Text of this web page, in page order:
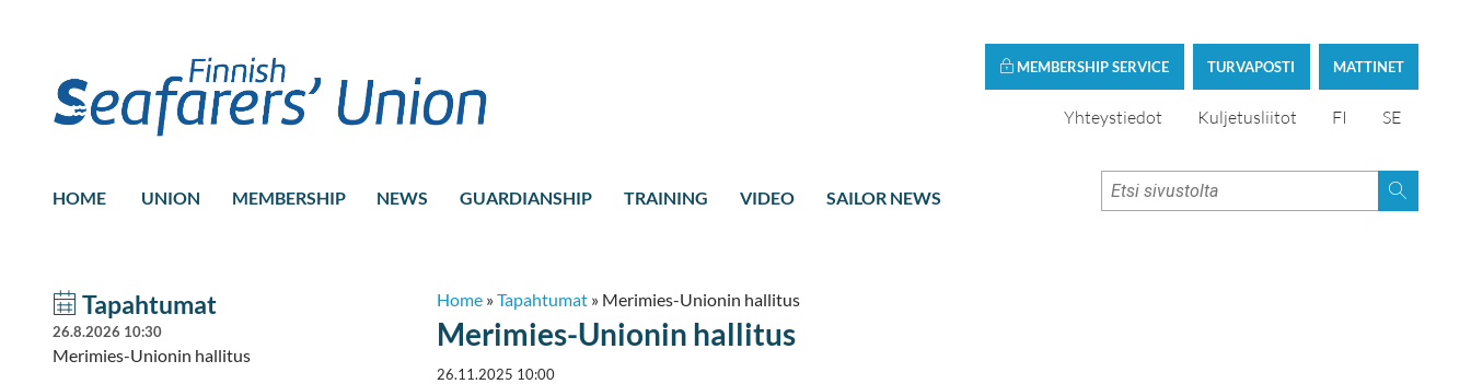
MATTINET
TURVAPOSTI
MEMBERSHIP SERVICE
Yhteystiedot Kuljetusliitot FI SE
HOME UNION MEMBERSHIP NEWS GUARDIANSHIP TRAINING VIDEO SAILOR NEWS
Home »Tapahtumat » Merimies-Unionin hallitus
Merimies-Unionin hallitus
26.11.2025 10:00
Tapahtumat
26.8.2026 10:30
Merimies-Unionin hallitus